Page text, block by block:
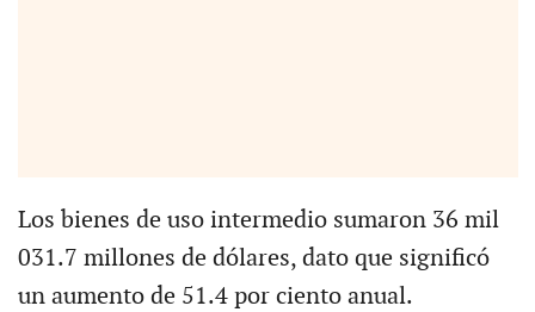
Los bienes de uso intermedio sumaron 36 mil
031.7 millones de dólares, dato que significó
un aumento de 51.4 por ciento anual.